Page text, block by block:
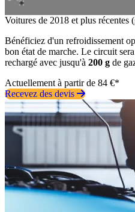
Voitures de 2018 et plus récentes
Bénéficiez d'un refroidissement
bon état de marche. Le circuit
rechargé avec jusqu'à 200 g de
Actuellement à partir de 84 €*
Recevez des devis